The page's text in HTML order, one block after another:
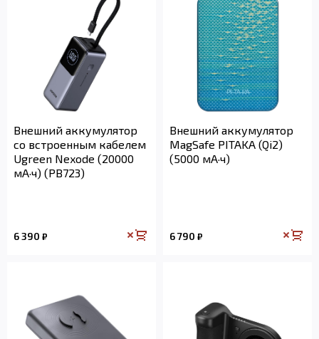
Внешний аккумулятор
со встроенным кабелем
Ugreen Nexode (20000
мА·ч) (PB723)
6 390 ₽
Внешний аккумулятор
MagSafe PITAKA (Qi2)
(5000 мА·ч)
6 790 ₽